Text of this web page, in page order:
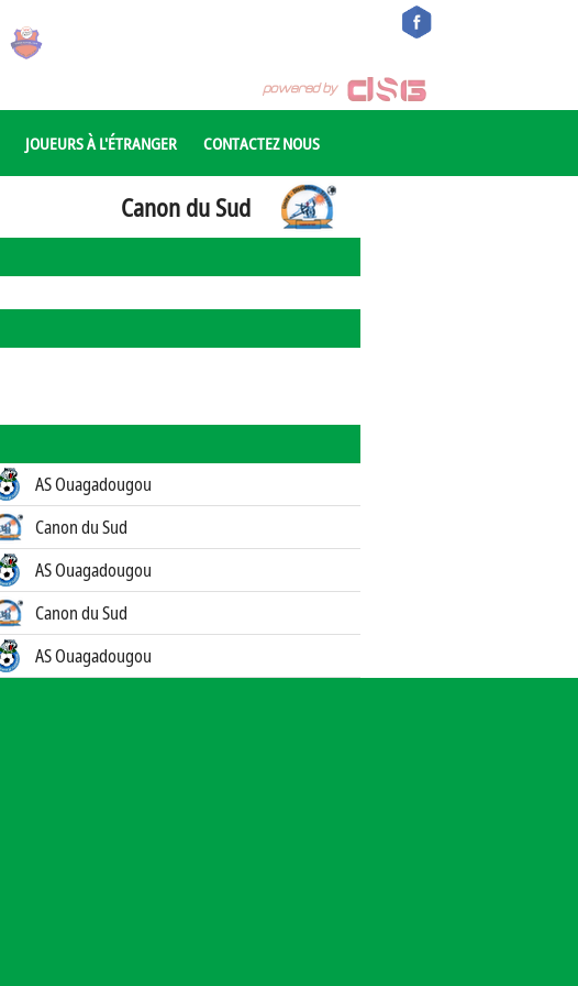
JOUEURS À L'ÉTRANGER CONTACTEZ NOUS
Canon du Sud
AS Ouagadougou
Canon du Sud
AS Ouagadougou
Canon du Sud
AS Ouagadougou